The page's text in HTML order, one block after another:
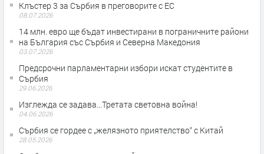
Клъстер 3 за Сърбия в преговорите с ЕС
08.07.2026
14 млн. евро ще бъдат инвестирани в пограничните райони
на България със Сърбия и Северна Македония
03.07.2026
Предсрочни парламентарни избори искат студентите в
Сърбия
29.06.2026
Изглежда се задава...Третата световна война!
04.06.2026
Сърбия се гордее с „желязното приятелство“ с Китай
28.05.2026